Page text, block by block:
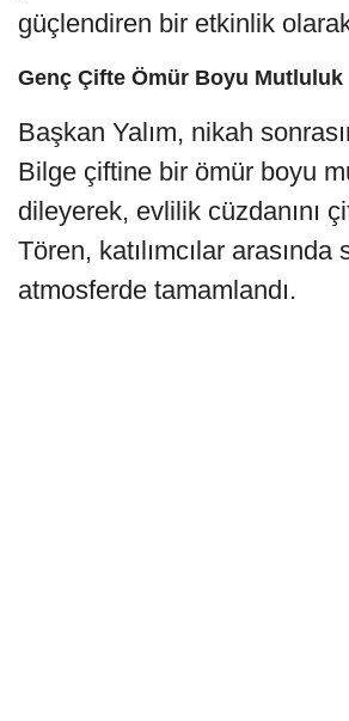
güçlendiren bir etkinlik
Genç Çifte Ömür Boyu Mutluluk
Başkan Yalım, nikah
Bilge çiftine bir ömür boyu
dileyerek, evlilik cüzdanını
Tören, katılımcılar arasında
atmosferde tamamlandı.